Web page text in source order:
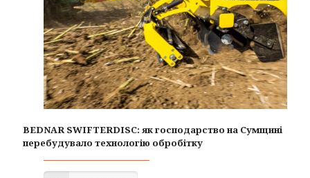
BEDNAR SWIFTERDISC: як господарство на Сумщині
перебудувало технологію обробітку